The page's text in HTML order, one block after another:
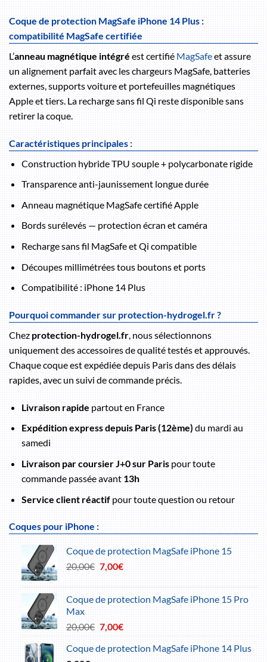
Coque de protection MagSafe iPhone 14 Plus :
compatibilité MagSafe certifiée
L’anneau magnétique intégréest certifiéMagSafeet assure
un alignement parfait avec les chargeurs MagSafe, batteries
externes, supports voiture et portefeuilles magnétiques
Apple et tiers. La recharge sans fil Qi reste disponible sans
retirer la coque.
Caractéristiques principales :
Construction hybride TPU souple + polycarbonate rigide
Transparence anti-jaunissement longue durée
Anneau magnétique MagSafe certifié Apple
Bords surélevés — protection écran et caméra
Recharge sans fil MagSafe et Qi compatible
Découpes millimétrées tous boutons et ports
Compatibilité : iPhone 14 Plus
Pourquoi commander sur protection-hydrogel.fr ?
Chezprotection-hydrogel.fr, nous sélectionnons
uniquement des accessoires de qualité testés et approuvés.
Chaque coque est expédiée depuis Paris dans des délais
rapides, avec un suivi de commande précis.
Livraison rapidepartout en France
Expédition express depuis Paris (12ème)du mardi au
samedi
Livraison par coursier J+0 sur Parispour toute
commande passée avant13h
Service client réactifpour toute question ou retour
Coques pour iPhone :
Coque de protection MagSafe iPhone 15
20,00€ Le
prix
initial
était :
20,00€.
7,00€Le
prix
actuel
est :
7,00€.
Coque de protection MagSafe iPhone 15 Pro
Max
20,00€ Le
prix
initial
7,00€Le
prix
actuel
Coque de protection MagSafe iPhone 14 Plus